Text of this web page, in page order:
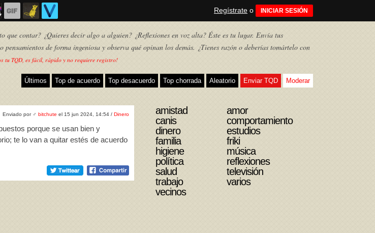
Regístrate o INICIAR SESIÓN
que contar? ¿Quieres decir algo a alguien? ¿Reflexiones en voz alta? Éste es tu lugar. Envía tus
pensamientos de forma ingeniosa y observa qué opinan los demás. ¿Tienes razón o deberías tomártelo con
tu TQD, es fácil, rápido y no requiere registro!
Últimos Top de acuerdo Top desacuerdo Top chorrada Aleatorio Enviar TQD Moderar
TQD
Enviado por ♂ bitchute el 15 jun 2024, 14:54 / Dinero
porque se usan bien y
te lo van a quitar estés de acuerdo
amistad
amor
canis
comportamiento
dinero
estudios
familia
friki
higiene
música
política
reflexiones
salud
televisión
trabajo
varios
vecinos